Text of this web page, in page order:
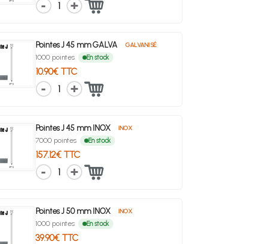
1
Pointes J 45 mm GALVA GALVANISÉ
1000 pointes En stock
10.90€ TTC
1
Pointes J 45 mm INOX INOX
7000 pointes En stock
157.12€ TTC
1
Pointes J 50 mm INOX INOX
1000 pointes En stock
39.90€ TTC